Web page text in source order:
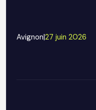
Avignon|27 juin 2026